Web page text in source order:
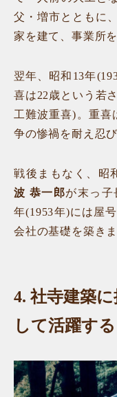
父・増市とともに
家を建て、事業所
翌年、昭和13年
喜は22歳という若
工難波重喜)。重喜
争の惨禍を耐え忍
戦後まもなく、昭
波 恭一郎が末っ子
年(1953年)には屋
会社の基礎を築きま
4. 社寺建築
して活躍する